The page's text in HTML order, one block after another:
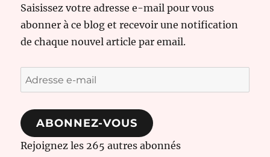
Saisissez votre adresse e-mail pour vous
abonner à ce blog et recevoir une notification
de chaque nouvel article par email.
Adresse
e-
mail
ABONNEZ-VOUS
Rejoignez les 265 autres abonnés